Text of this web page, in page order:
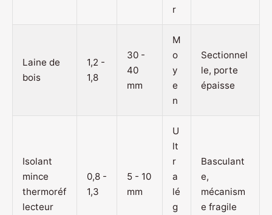
r
Laine de
bois
1,2 -
1,8
30 -
40
mm
M
o
y
e
n
Sectionnel
le, porte
épaisse
Isolant
mince
thermoréf
lecteur
0,8 -
1,3
5 - 10
mm
U
lt
r
a
lé
g
Basculant
e,
mécanism
e fragile